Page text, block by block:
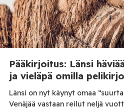
Pääkirjoitus: Länsi
ja vieläpä omilla
Länsi on nyt käynyt omaa
Venäjää vastaan reilut neljä